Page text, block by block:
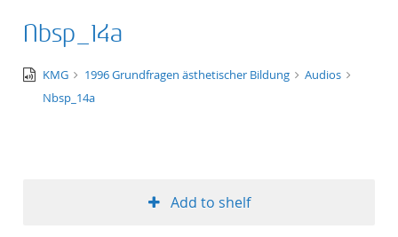
Nbsp_14a
audio/x-
wav
KMG 1996 Grundfragen ästhetischer Bildung
Audios
Nbsp_14a
Add to shelf